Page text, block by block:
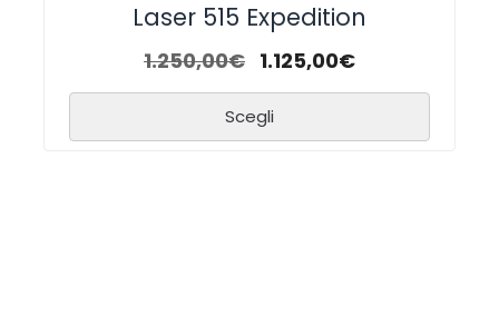
Laser 515 Expedition
1.250,00€ 1.125,00€
Scegli